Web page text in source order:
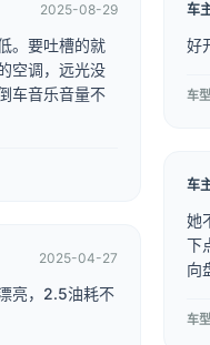
2025-08-29
。要吐槽的就
空调，远光没
车音乐音量不
2025-04-27
亮，2.5油耗不
车
好
车
车
她
下
向
车